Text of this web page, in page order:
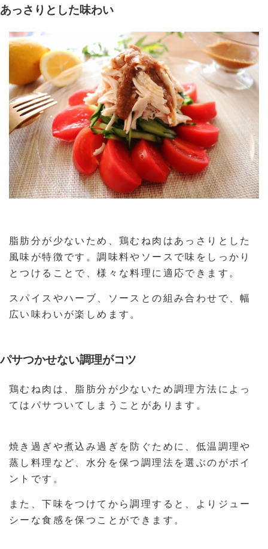
あっさりとした味わい
脂肪分が少ないため、鶏むね肉はあっさりとした
風味が特徴です。調味料やソースで味をしっかり
とつけることで、様々な料理に適応できます。
スパイスやハーブ、ソースとの組み合わせで、幅
広い味わいが楽しめます。
パサつかせない調理がコツ
鶏むね肉は、脂肪分が少ないため調理方法によっ
てはパサついてしまうことがあります。
焼き過ぎや煮込み過ぎを防ぐために、低温調理や
蒸し料理など、水分を保つ調理法を選ぶのがポイ
ントです。
また、下味をつけてから調理すると、よりジュー
シーな食感を保つことができます。